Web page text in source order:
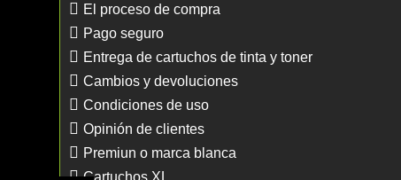
El proceso de compra
Pago seguro
Entrega de cartuchos de tinta y toner
Cambios y devoluciones
Condiciones de uso
Opinión de clientes
Premiun o marca blanca
Cartuchos XL